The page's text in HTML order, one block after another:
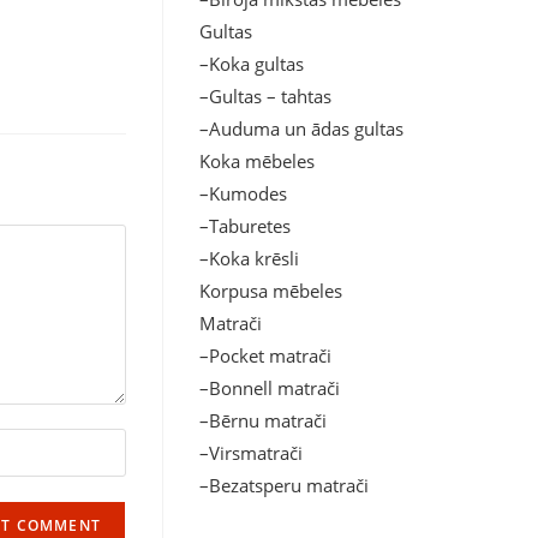
Gultas
–Koka gultas
–Gultas – tahtas
–Auduma un ādas gultas
Koka mēbeles
–Kumodes
–Taburetes
–Koka krēsli
Korpusa mēbeles
Matrači
–Pocket matrači
–Bonnell matrači
–Bērnu matrači
–Virsmatrači
–Bezatsperu matrači